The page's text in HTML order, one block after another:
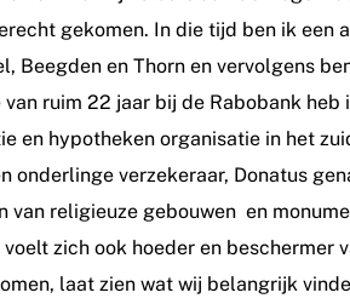
gekomen. In die tijd ben ik een
Beegden en Thorn en vervolgens
ruim 22 jaar bij de Rabobank heb
en hypotheken organisatie in het
onderlinge verzekeraar, Donatus
religieuze gebouwen en
zich ook hoeder en beschermer
laat zien wat wij belangrijk